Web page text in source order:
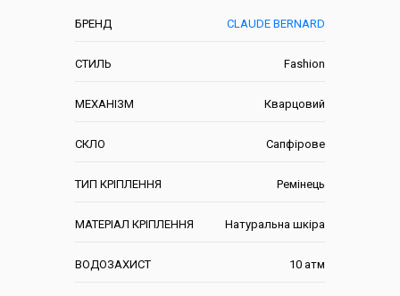
БРЕНД CLAUDE BERNARD
СТИЛЬ Fashion
МЕХАНІЗМ Кварцовий
СКЛО Сапфірове
ТИП КРІПЛЕННЯ Ремінець
МАТЕРІАЛ КРІПЛЕННЯ Натуральна шкіра
ВОДОЗАХИСТ 10 атм